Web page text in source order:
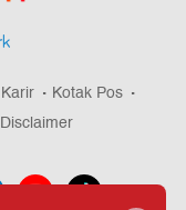
Karir
Kotak Pos
Disclaimer